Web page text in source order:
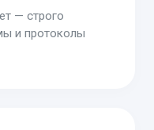
— строго
и протоколы